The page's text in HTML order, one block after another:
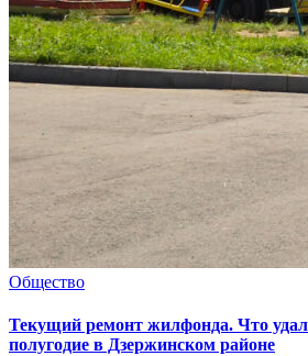
Общество
Текущий ремонт жилфонда. Что
полугодие в Дзержинском районе